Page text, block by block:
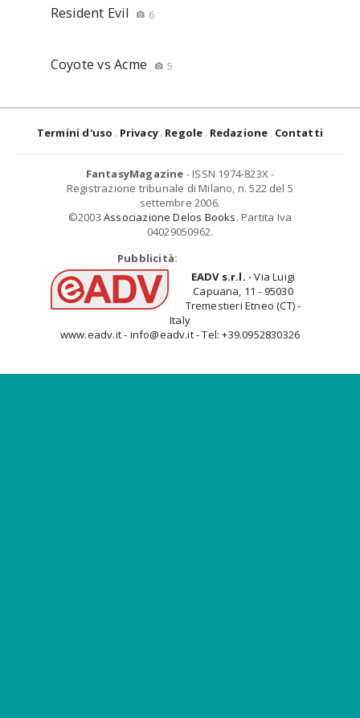
Resident Evil 6
Coyote vs Acme 5
Termini d'uso Privacy Regole Redazione Contatti
FantasyMagazine - ISSN 1974-823X -
Registrazione tribunale di Milano, n. 522 del 5
settembre 2006.
©2003 Associazione Delos Books. Partita Iva
04029050962.
Pubblicità:
EADV s.r.l. - Via Luigi
Capuana, 11 - 95030
Tremestieri Etneo (CT) -
Italy
www.eadv.it - info@eadv.it - Tel: +39.0952830326